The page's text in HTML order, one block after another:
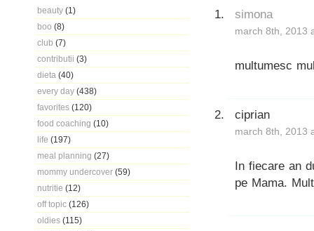
beauty (1)
boo (8)
club (7)
contributii (3)
dieta (40)
every day (438)
favorites (120)
food coaching (10)
life (197)
meal planning (27)
mommy undercover (59)
nutritie (12)
off topic (126)
oldies (115)
simona
march 8th, 2013
multumesc
ciprian
march 8th, 2013
In fiecare an
pe Mama.